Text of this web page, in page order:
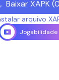
Baixar XAPK(
arquivo
Jogabilidade